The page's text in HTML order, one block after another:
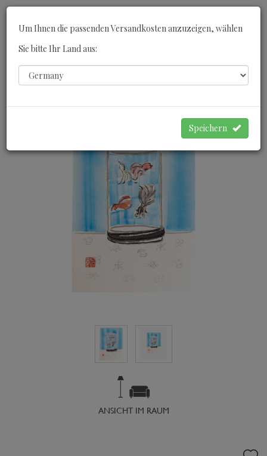
ANSICHT IM RAUM
Um Ihnen die passenden Versandkosten anzuzeigen, wählen
Sie bitte Ihr Land aus:
Speichern